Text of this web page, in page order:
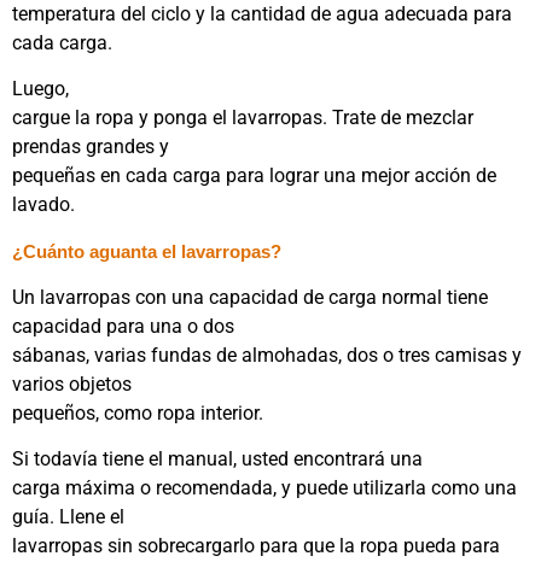
temperatura del ciclo y la cantidad de agua adecuada para
cada carga.
Luego,
cargue la ropa y ponga el lavarropas. Trate de mezclar
prendas grandes y
pequeñas en cada carga para lograr una mejor acción de
lavado.
¿Cuánto aguanta el lavarropas?
Un lavarropas con una capacidad de carga normal tiene
capacidad para una o dos
sábanas, varias fundas de almohadas, dos o tres camisas y
varios objetos
pequeños, como ropa interior.
Si todavía tiene el manual, usted encontrará una
carga máxima o recomendada, y puede utilizarla como una
guía. Llene el
lavarropas sin sobrecargarlo para que la ropa pueda para